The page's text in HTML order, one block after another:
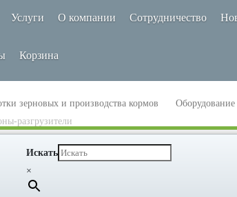
Услуги О компании Сотрудничество
Корзина
зерновых и производства кормов
разгрузители
Искать
×